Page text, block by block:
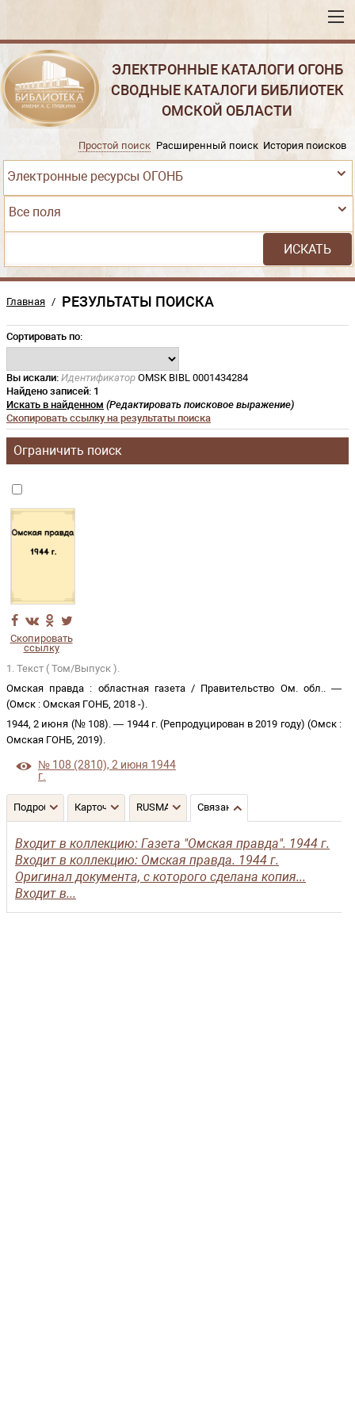
ЭЛЕКТРОННЫЕ КАТАЛОГИ ОГОНБ
СВОДНЫЕ КАТАЛОГИ БИБЛИОТЕК
ОМСКОЙ ОБЛАСТИ
Электронные ресурсы ОГОНБ
Простой поиск Расширенный поиск История поисков
Все поля
Главная / РЕЗУЛЬТАТЫ ПОИСКА
Сортировать по:
Вы искали: Идентификатор OMSK BIBL 0001434284
Найдено записей: 1
Искать в найденном (Редактировать поисковое выражение)
Скопировать ссылку на результаты поиска
Ограничить поиск
Скопировать
ссылку
1. Текст ( Том/Выпуск ).
Омская правда : областная газета / Правительство Ом. обл.. —
(Омск : Омская ГОНБ, 2018 -).
1944, 2 июня (№ 108). — 1944 г. (Репродуцирован в 2019 году) (Омск :
Омская ГОНБ, 2019).
№ 108 (2810), 2 июня 1944
г.
Подробнее Карточка RUSMARC Связанные записи
Входит в коллекцию: Газета "Омская правда". 1944 г.
Входит в коллекцию: Омская правда. 1944 г.
Оригинал документа, с которого сделана копия...
Входит в...